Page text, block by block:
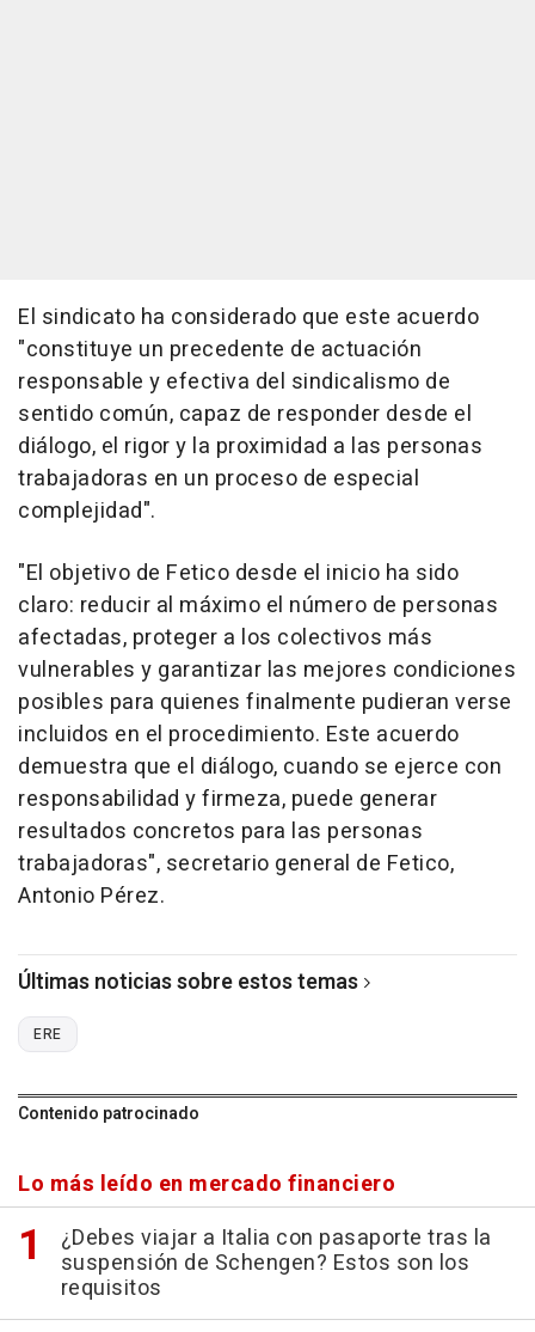
El sindicato ha considerado que este acuerdo
"constituye un precedente de actuación
responsable y efectiva del sindicalismo de
sentido común, capaz de responder desde el
diálogo, el rigor y la proximidad a las personas
trabajadoras en un proceso de especial
complejidad".
"El objetivo de Fetico desde el inicio ha sido
claro: reducir al máximo el número de personas
afectadas, proteger a los colectivos más
vulnerables y garantizar las mejores condiciones
posibles para quienes finalmente pudieran verse
incluidos en el procedimiento. Este acuerdo
demuestra que el diálogo, cuando se ejerce con
responsabilidad y firmeza, puede generar
resultados concretos para las personas
trabajadoras", secretario general de Fetico,
Antonio Pérez.
Últimas noticias sobre estos temas
ERE
Contenido patrocinado
Lo más leído en mercado financiero
¿Debes viajar a Italia con pasaporte tras la
suspensión de Schengen? Estos son los
requisitos